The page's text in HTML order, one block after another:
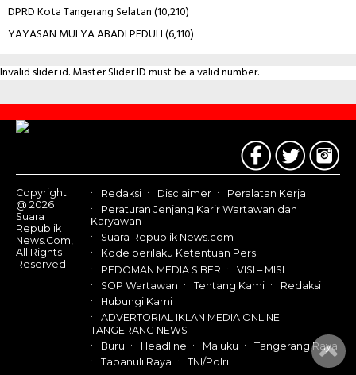
DPRD Kota Tangerang Selatan(10,210)
YAYASAN MULYA ABADI PEDULI(6,110)
Invalid slider id. Master Slider ID must be a valid number.
Contact
Us
Copyright
@ 2026
Suara
Republik
News.Com,
All Rights
Reserved
Redaksi Disclaimer
Peralatan Kerja
Peraturan Jenjang Karir Wartawan dan
Karyawan
Suara Republik News.com
Kode perilaku Ketentuan Pers
PEDOMAN MEDIA SIBER
VISI – MISI
SOP Wartawan
Tentang Kami
Redaksi
Hubungi Kami
ADVERTORIAL IKLAN MEDIA ONLINE
TANGERANG NEWS
Buru
Headline Maluku
Tangerang Raya
Tapanuli Raya
TNI/Polri